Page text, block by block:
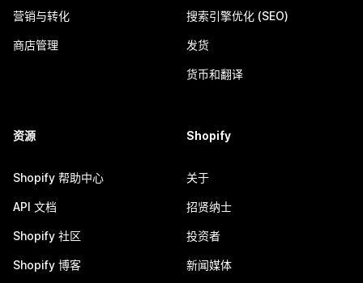
营销与转化
商店管理
搜索引擎优化 (SEO)
发货
货币和翻译
资源
Shopify 帮助中心
API 文档
Shopify 社区
Shopify 博客
Shopify
关于
招贤纳士
投资者
新闻媒体